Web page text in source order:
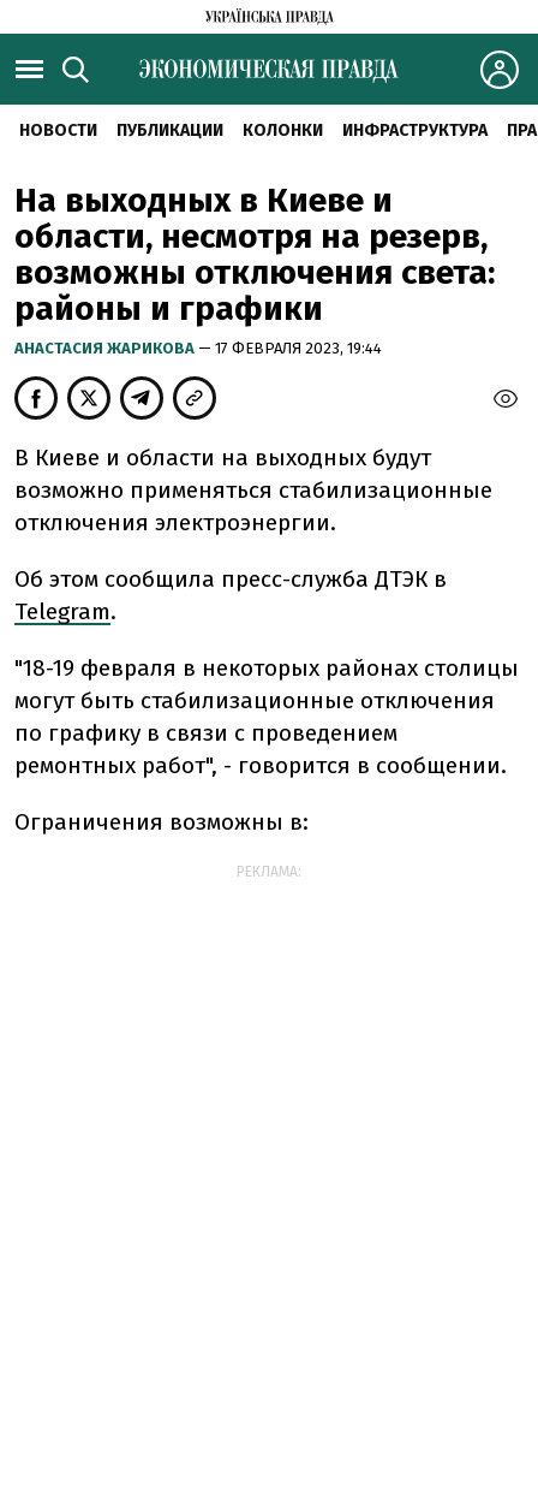
НОВОСТИ ПУБЛИКАЦИИ КОЛОНКИ ИНФРАСТРУКТУРА
На выходных в Киеве и
области, несмотря на резерв,
возможны отключения света:
районы и графики
АНАСТАСИЯ ЖАРИКОВА — 17 ФЕВРАЛЯ 2023, 19:44
В Киеве и области на выходных будут
возможно применяться стабилизационные
отключения электроэнергии.
Об этом сообщила пресс-служба ДТЭК в
Telegram.
"18-19 февраля в некоторых районах столицы
могут быть стабилизационные отключения
по графику в связи с проведением
ремонтных работ", - говорится в сообщении.
Ограничения возможны в:
РЕКЛАМА: